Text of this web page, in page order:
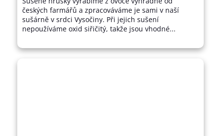
5
hvězdiček.
českých farmářů a zpracováváme je sami v naší
sušárně v srdci Vysočiny. Při jejich sušení
nepoužíváme oxid siřičitý, takže jsou vhodné...